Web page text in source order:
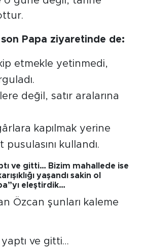
Papa ziyaretinde de:
etmekle yetinmedi,
değil, satır aralarına
kapılmak yerine
kullandı.
ve gitti… Bizim mahallede ise
yaşandı sakin ol
eleştirdik…
Özcan şunları kaleme
ve gitti…